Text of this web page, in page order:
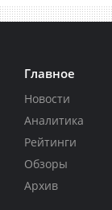
Главное
Новости
Аналитика
Рейтинги
Обзоры
Архив